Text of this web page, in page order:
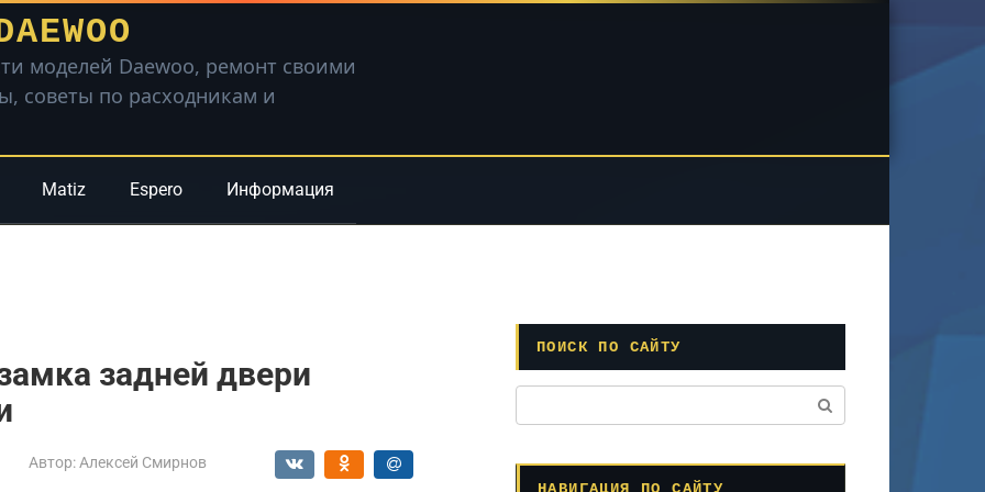
моделей Daewoo, ремонт своими
советы по расходникам и
Matiz Espero Информация
задней двери
Автор: Алексей Смирнов
ПОИСК ПО САЙТУ